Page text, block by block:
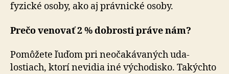
fyzické osoby, ako aj právnické osoby.
Prečo venovať 2 % dobrosti práve nám?
Pomôžete ľuďom pri neočakávaných uda­
lostiach, ktorí ne­vi­dia iné vý­cho­disko. Takýchto